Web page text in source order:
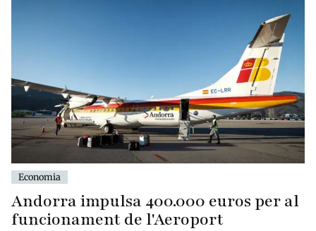
Economia
Andorra impulsa 400.000 euros per al
funcionament de l'Aeroport